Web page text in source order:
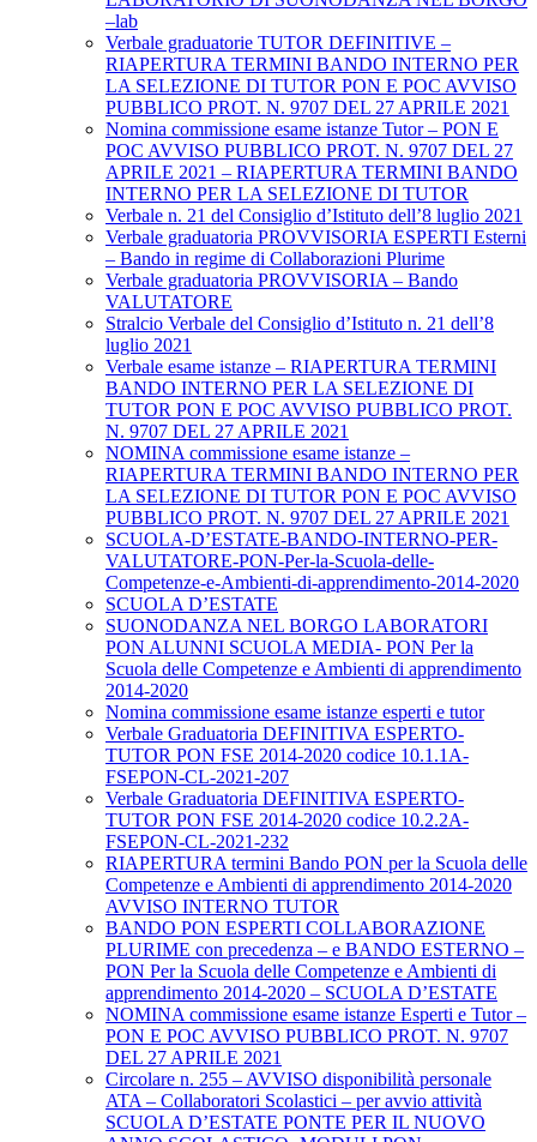
–lab
Verbale graduatorie TUTOR DEFINITIVE –
RIAPERTURA TERMINI BANDO INTERNO PER
LA SELEZIONE DI TUTOR PON E POC AVVISO
PUBBLICO PROT. N. 9707 DEL 27 APRILE 2021
Nomina commissione esame istanze Tutor – PON E
POC AVVISO PUBBLICO PROT. N. 9707 DEL 27
APRILE 2021 – RIAPERTURA TERMINI BANDO
INTERNO PER LA SELEZIONE DI TUTOR
Verbale n. 21 del Consiglio d’Istituto dell’8 luglio 2021
Verbale graduatoria PROVVISORIA ESPERTI Esterni
– Bando in regime di Collaborazioni Plurime
Verbale graduatoria PROVVISORIA – Bando
VALUTATORE
Stralcio Verbale del Consiglio d’Istituto n. 21 dell’8
luglio 2021
Verbale esame istanze – RIAPERTURA TERMINI
BANDO INTERNO PER LA SELEZIONE DI
TUTOR PON E POC AVVISO PUBBLICO PROT.
N. 9707 DEL 27 APRILE 2021
NOMINA commissione esame istanze –
RIAPERTURA TERMINI BANDO INTERNO PER
LA SELEZIONE DI TUTOR PON E POC AVVISO
PUBBLICO PROT. N. 9707 DEL 27 APRILE 2021
SCUOLA-D’ESTATE-BANDO-INTERNO-PER-
VALUTATORE-PON-Per-la-Scuola-delle-
Competenze-e-Ambienti-di-apprendimento-2014-2020
SCUOLA D’ESTATE
SUONODANZA NEL BORGO LABORATORI
PON ALUNNI SCUOLA MEDIA- PON Per la
Scuola delle Competenze e Ambienti di apprendimento
2014-2020
Nomina commissione esame istanze esperti e tutor
Verbale Graduatoria DEFINITIVA ESPERTO-
TUTOR PON FSE 2014-2020 codice 10.1.1A-
FSEPON-CL-2021-207
Verbale Graduatoria DEFINITIVA ESPERTO-
TUTOR PON FSE 2014-2020 codice 10.2.2A-
FSEPON-CL-2021-232
RIAPERTURA termini Bando PON per la Scuola delle
Competenze e Ambienti di apprendimento 2014-2020
AVVISO INTERNO TUTOR
BANDO PON ESPERTI COLLABORAZIONE
PLURIME con precedenza – e BANDO ESTERNO –
PON Per la Scuola delle Competenze e Ambienti di
apprendimento 2014-2020 – SCUOLA D’ESTATE
NOMINA commissione esame istanze Esperti e Tutor –
PON E POC AVVISO PUBBLICO PROT. N. 9707
DEL 27 APRILE 2021
Circolare n. 255 – AVVISO disponibilità personale
ATA – Collaboratori Scolastici – per avvio attività
SCUOLA D’ESTATE PONTE PER IL NUOVO